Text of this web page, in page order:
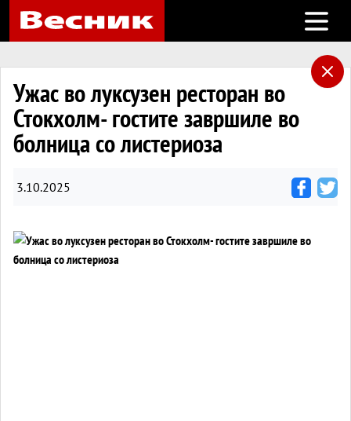
Open
Ужас во луксузен ресторан во
Стокхолм- гостите завршиле во
болница со листериоза
3.10.2025